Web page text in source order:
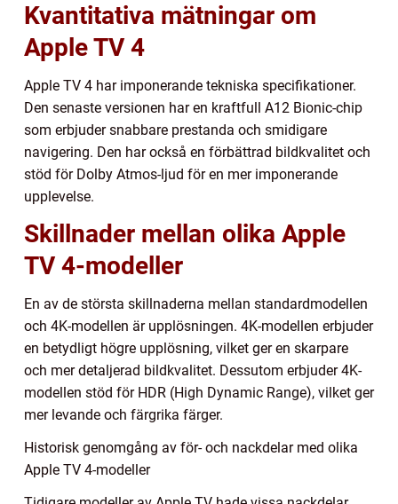
Kvantitativa mätningar om
Apple TV 4
Apple TV 4 har imponerande tekniska specifikationer.
Den senaste versionen har en kraftfull A12 Bionic-chip
som erbjuder snabbare prestanda och smidigare
navigering. Den har också en förbättrad bildkvalitet och
stöd för Dolby Atmos-ljud för en mer imponerande
upplevelse.
Skillnader mellan olika Apple
TV 4-modeller
En av de största skillnaderna mellan standardmodellen
och 4K-modellen är upplösningen. 4K-modellen erbjuder
en betydligt högre upplösning, vilket ger en skarpare
och mer detaljerad bildkvalitet. Dessutom erbjuder 4K-
modellen stöd för HDR (High Dynamic Range), vilket ger
mer levande och färgrika färger.
Historisk genomgång av för- och nackdelar med olika
Apple TV 4-modeller